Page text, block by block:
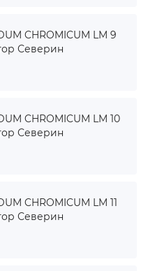
CHROMICUM LM 9
Северин
CHROMICUM LM 10
Северин
CHROMICUM LM 11
Северин